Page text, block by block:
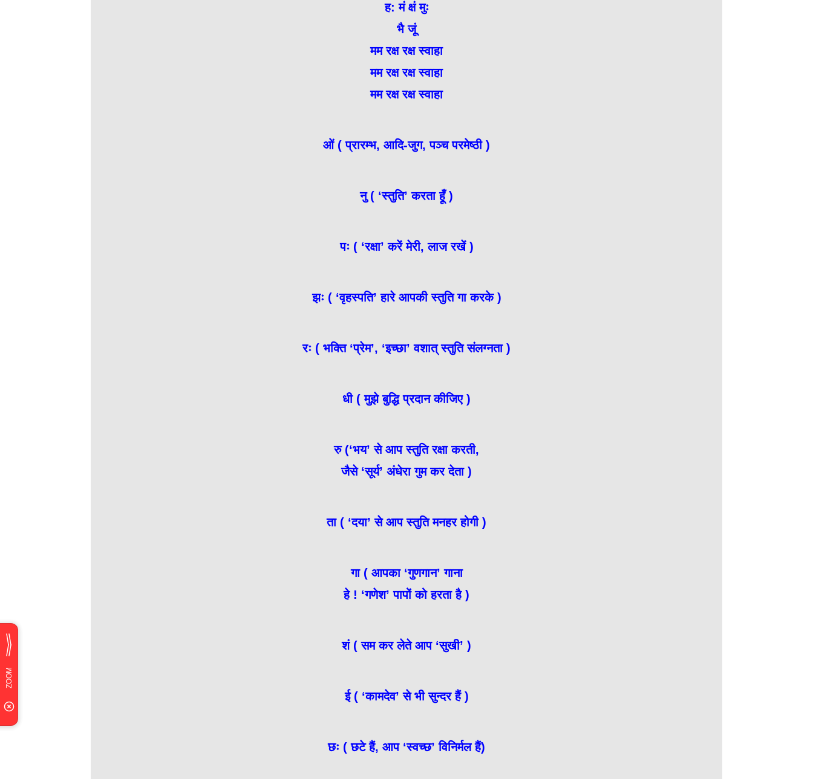
ह: मं क्षं मुः
भै जूं
मम रक्ष रक्ष स्वाहा
मम रक्ष रक्ष स्वाहा
मम रक्ष रक्ष स्वाहा
ओं ( प्रारम्भ, आदि-जुग, पञ्च परमेष्ठी )
नु ( ‘स्तुति’ करता हूँ )
पः ( ‘रक्षा’ करें मेरी, लाज रखें )
झः ( ‘वृहस्पति’ हारे आपकी स्तुति गा करके )
रः ( भक्ति ‘प्रेम’, ‘इच्छा’ वशात् स्तुति संलग्नता )
धी ( मुझे बुद्धि प्रदान कीजिए )
रु (‘भय’ से आप स्तुति रक्षा करती,
जैसे ‘सूर्य’ अंधेरा गुम कर देता )
ता ( ‘दया’ से आप स्तुति मनहर होगी )
गा ( आपका ‘गुणगान’ गाना
हे ! ‘गणेश’ पापों को हरता है )
शं ( सम कर लेते आप ‘सुखी’ )
ई ( ‘कामदेव’ से भी सुन्दर हैं )
छः ( छटे हैं, आप ‘स्वच्छ’ विनिर्मल हैं)